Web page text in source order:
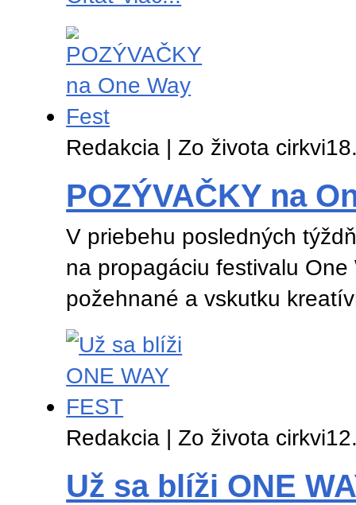
Redakcia | Zo života cirkvi
POZÝVAČKY na
V priebehu posledných
na propagáciu festivalu
požehnané a vskutku
Redakcia | Zo života cirkvi
Už sa blíži ONE